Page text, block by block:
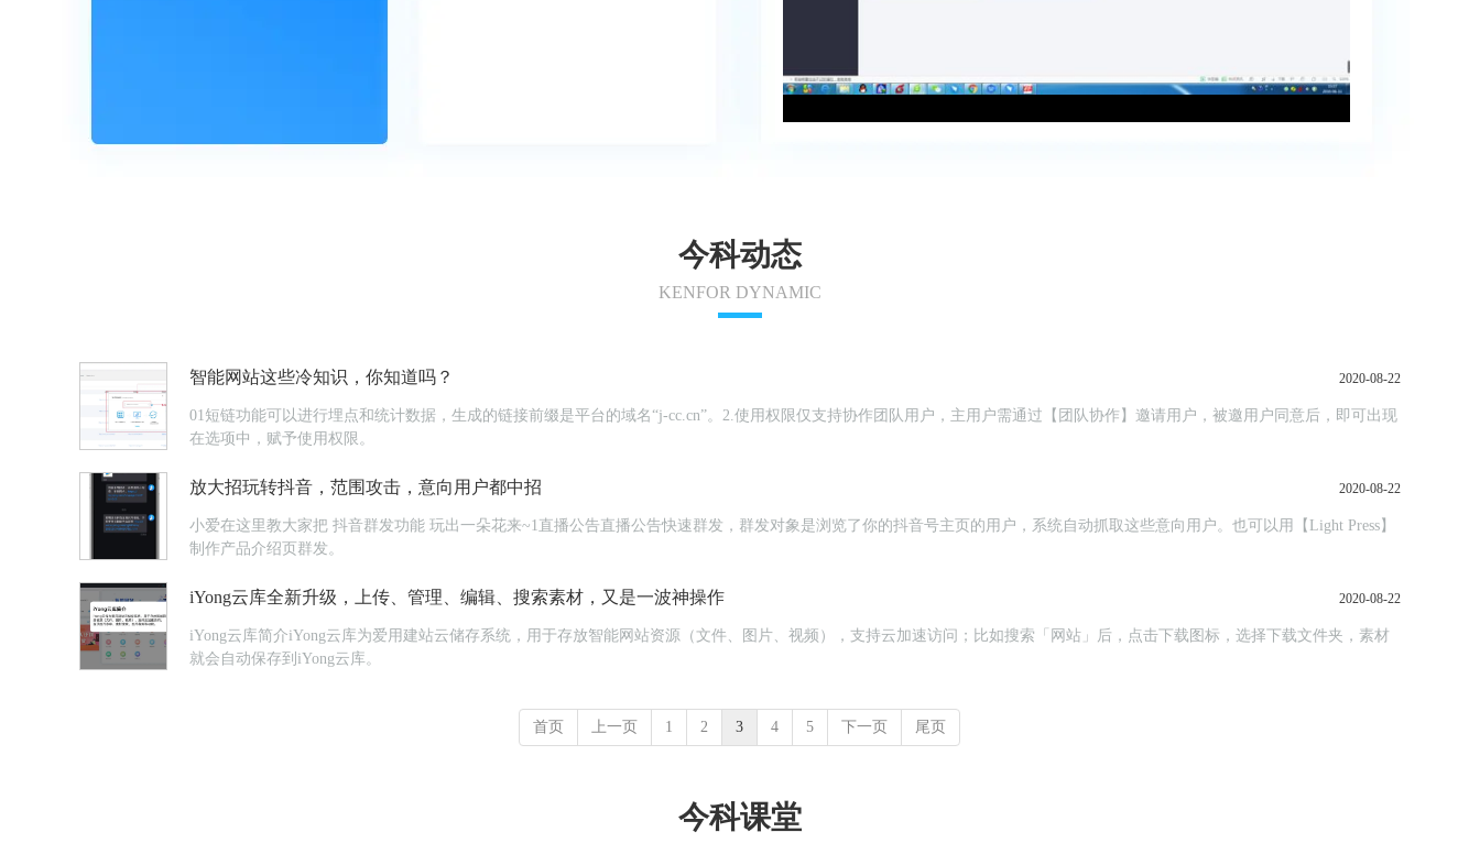
今科动态
KENFOR DYNAMIC
智能网站这些冷知识，你知道吗？ 2020-08-22
01短链功能可以进行埋点和统计数据，生成的链接前缀是平台的域名“j-cc.cn”。2.使用权限仅支持协作团队用户，主用户需通过【团队协作】邀请用户，被邀用户同意后，即可出现
在选项中，赋予使用权限。
放大招玩转抖音，范围攻击，意向用户都中招 2020-08-22
小爱在这里教大家把 抖音群发功能 玩出一朵花来~1直播公告直播公告快速群发，群发对象是浏览了你的抖音号主页的用户，系统自动抓取这些意向用户。也可以用【Light Press】
制作产品介绍页群发。
iYong云库全新升级，上传、管理、编辑、搜索素材，又是一波神操作 2020-08-22
iYong云库简介iYong云库为爱用建站云储存系统，用于存放智能网站资源（文件、图片、视频），支持云加速访问；比如搜索「网站」后，点击下载图标，选择下载文件夹，素材
就会自动保存到iYong云库。
首页 上一页 1 2 3 4 5 下一页 尾页
今科课堂